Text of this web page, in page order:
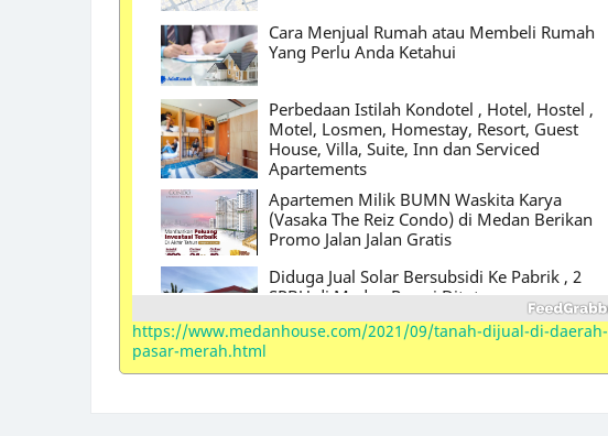
Cara Menjual Rumah atau Membeli Rumah
Yang Perlu Anda Ketahui
Perbedaan Istilah Kondotel , Hotel, Hostel ,
Motel, Losmen, Homestay, Resort, Guest
House, Villa, Suite, Inn dan Serviced
Apartements
Apartemen Milik BUMN Waskita Karya
(Vasaka The Reiz Condo) di Medan Berikan
Promo Jalan Jalan Gratis
Diduga Jual Solar Bersubsidi Ke Pabrik , 2
SPBU di Medan Resmi Ditutup
Place Polonia Medan
https://www.medanhouse.com/2021/09/tanah-dijual-di-daerah-
pasar-merah.html